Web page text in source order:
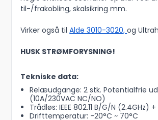
til-/frakobling, skalsikring mm.
Virker også tilAlde 3010-3020,og
HUSK STRØMFORYSNING!
Tekniske data:
Relæudgange: 2 stk. Potentialfrie
(10A/230VAC NC/NO)
Trådløs: IEEE 802.11 B/G/N (2.4GHz)
Drifttemperatur: -20°C ~ 70°C